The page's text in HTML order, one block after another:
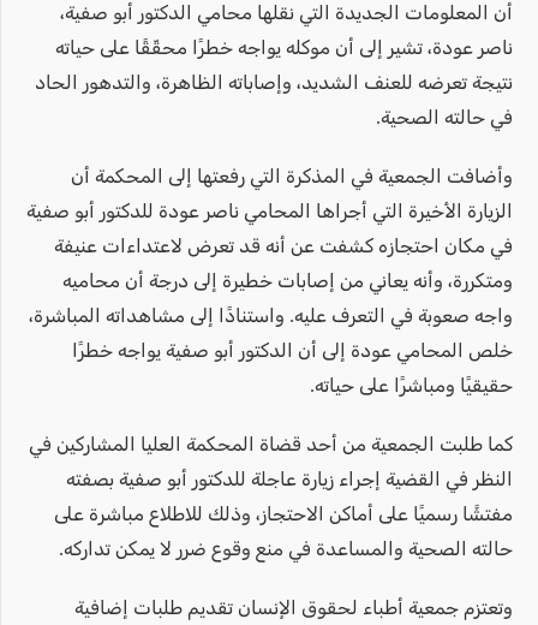
أن المعلومات الجديدة التي نقلها محامي الدكتور أبو صفية،
ناصر عودة، تشير إلى أن موكله يواجه خطرًا محقّقًا على حياته
نتيجة تعرضه للعنف الشديد، وإصاباته الظاهرة، والتدهور الحاد
في حالته الصحية.
وأضافت الجمعية في المذكرة التي رفعتها إلى المحكمة أن
الزيارة الأخيرة التي أجراها المحامي ناصر عودة للدكتور أبو صفية
في مكان احتجازه كشفت عن أنه قد تعرض لاعتداءات عنيفة
ومتكررة، وأنه يعاني من إصابات خطيرة إلى درجة أن محاميه
واجه صعوبة في التعرف عليه. واستنادًا إلى مشاهداته المباشرة،
خلص المحامي عودة إلى أن الدكتور أبو صفية يواجه خطرًا
حقيقيًا ومباشرًا على حياته.
كما طلبت الجمعية من أحد قضاة المحكمة العليا المشاركين في
النظر في القضية إجراء زيارة عاجلة للدكتور أبو صفية بصفته
مفتشًا رسميًا على أماكن الاحتجاز، وذلك للاطلاع مباشرة على
حالته الصحية والمساعدة في منع وقوع ضرر لا يمكن تداركه.
وتعتزم جمعية أطباء لحقوق الإنسان تقديم طلبات إضافية